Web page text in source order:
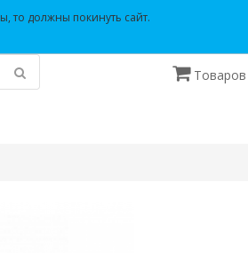
Закладки (0) Корзина
Товаров
то должны покинуть сайт.